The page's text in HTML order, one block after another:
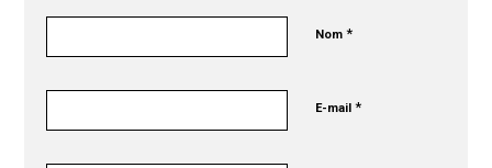
Nom*
E-mail*